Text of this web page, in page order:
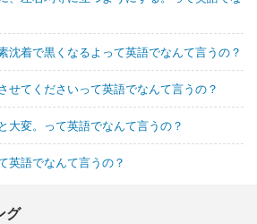
沈着で黒くなるよって英語でなんて言うの？
せてくださいって英語でなんて言うの？
大変。って英語でなんて言うの？
英語でなんて言うの？
グ